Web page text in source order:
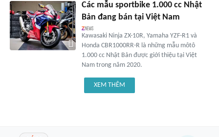
Các mẫu sportbike 1.000 cc Nhật
Bản đang bán tại Việt Nam
Kawasaki Ninja ZX-10R, Yamaha YZF-R1 và
Honda CBR1000RR-R là những mẫu môtô
1.000 cc Nhật Bản được giới thiệu tại Việt
Nam trong năm 2020.
XEM THÊM